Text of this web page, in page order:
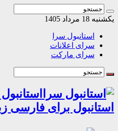
1405
استانبول سرا
سرای اعلانات
سرای مارکت
استانبول
برای فارسی